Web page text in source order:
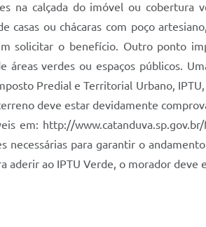
na calçada do imóvel ou cobertura
casas ou chácaras com poço
solicitar o benefício. Outro ponto
áreas verdes ou espaços públicos.
Predial e Territorial Urbano,
deve estar devidamente
em: http://
necessárias para garantir o
aderir ao IPTU Verde, o morador